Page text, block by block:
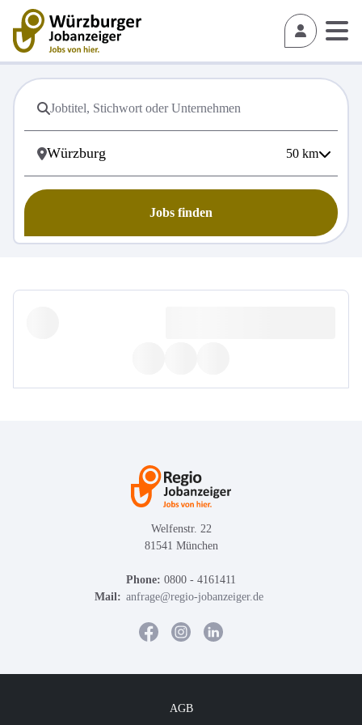
50 km
Jobs finden
Welfenstr. 22
81541 München
Phone: 0800 - 4161411
Mail: anfrage@regio-jobanzeiger.de
AGB